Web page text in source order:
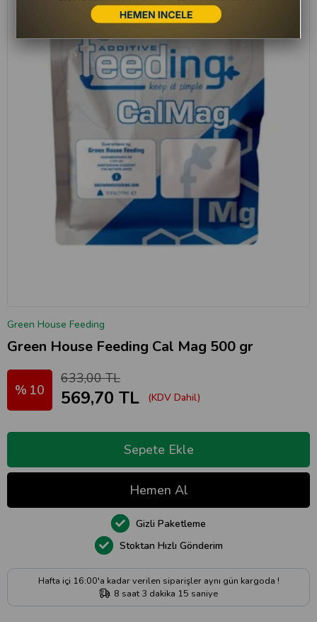
Green House Feeding
Green House Feeding Cal Mag 500 gr
10
633,00 TL
569,70 TL (KDV Dahil)
Hafta içi 16:00'a kadar verilen siparişler aynı gün kargoda !
8 saat 3 dakika 14 saniye
Stoktan Hızlı Gönderim
Gizli Paketleme